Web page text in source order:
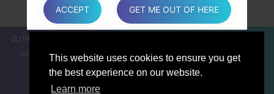
This website uses cookies to ensure you get
the best experience on our website.
Learn more
ДЛЯ БЛОГЕРОВ И ПИСАТЕЛЕЙ
КОНТАКТЫ
ПОЛИТИКА КОНФИДЕНЦИАЛЬНОСТИ
УСЛОВИЯ ОБСЛУЖИВАНИЯ
которая применяется к обработке, и в
частности, является ли предоставление
персональных данных обязательным или
необходимым для заключения договора.
ACCEPT GET ME OUT OF HERE